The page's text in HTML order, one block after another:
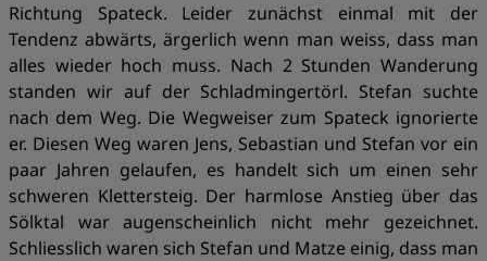
Richtung Spateck. Leider zunächst einmal mit der
Tendenz abwärts, ärgerlich wenn man weiss, dass man
alles wieder hoch muss. Nach 2 Stunden Wanderung
standen wir auf der Schladmingertörl. Stefan suchte
nach dem Weg. Die Wegweiser zum Spateck ignorierte
er. Diesen Weg waren Jens, Sebastian und Stefan vor ein
paar Jahren gelaufen, es handelt sich um einen sehr
schweren Klettersteig. Der harmlose Anstieg über das
Sölktal war augenscheinlich nicht mehr gezeichnet.
Schliesslich waren sich Stefan und Matze einig, dass man